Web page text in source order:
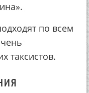
по всем
таксистов.